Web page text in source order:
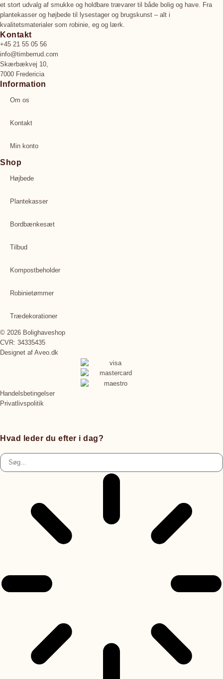
et stort udvalg af smukke og holdbare trævarer til både bolig og have. Fra
plantekasser og højbede til lysestager og brugskunst – alt i
kvalitetsmaterialer som robinie, eg og lærk.
Kontakt
+45 21 55 05 56
info@timberrud.com
Skærbækvej 10,
7000 Fredericia
Information
Om os
Kontakt
Min konto
Shop
Højbede
Plantekasser
Bordbænkesæt
Tilbud
Kompostbeholder
Robinietømmer
Trædekorationer
© 2026 Bolighaveshop
CVR: 34335435
Designet af Aveo.dk
Handelsbetingelser
Privatlivspolitik
Hvad leder du efter i dag?